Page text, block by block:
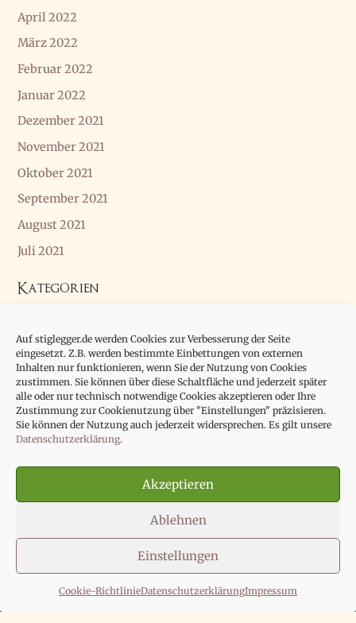
Auf stiglegger.de werden Cookies zur Verbesserung der Seite
eingesetzt. Z.B. werden bestimmte Einbettungen von externen
Inhalten nur funktionieren, wenn Sie der Nutzung von Cookies
zustimmen. Sie können über diese Schaltfläche und jederzeit später
alle oder nur technisch notwendige Cookies akzeptieren oder Ihre
Zustimmung zur Cookienutzung über "Einstellungen" präzisieren.
Sie können der Nutzung auch jederzeit widersprechen. Es gilt unsere
Datenschutzerklärung.
Akzeptieren
Ablehnen
Einstellungen
Cookie-RichtlinieDatenschutzerklärungImpressum
April 2022
März 2022
Februar 2022
Januar 2022
Dezember 2021
November 2021
Oktober 2021
September 2021
August 2021
Juli 2021
Kategorien
Essay
Datenschutzerklärung
Cookie-Richtlinie (EU)
Copyright © 2026
Prof. Dr. Marcus Stiglegger